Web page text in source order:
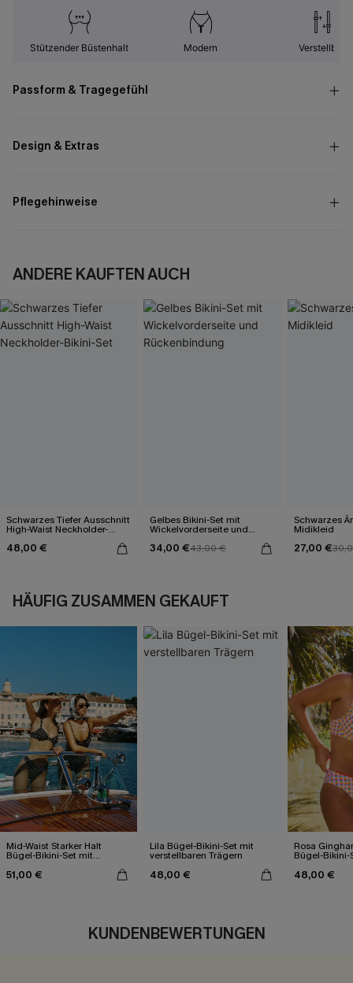
Stützender Büstenhalt Modern Verstellbar
Passform & Tragegefühl
Design & Extras
Pflegehinweise
ANDERE KAUFTEN AUCH
Schwarzes Tiefer Ausschnitt
High-Waist Neckholder-
Bikini-Set
48,00 €
Gelbes Bikini-Set mit
Wickelvorderseite und
34,00 €43,00 €
Schwarzes
Midikleid
27,00 €
HÄUFIG ZUSAMMEN GEKAUFT
Mid-Waist Starker Halt
Bügel-Bikini-Set mit
51,00 €
Lila Bügel-Bikini-Set mit
verstellbaren Trägern
48,00 €
Rosa
Bügel-Bikini-
48,00 €
KUNDENBEWERTUNGEN